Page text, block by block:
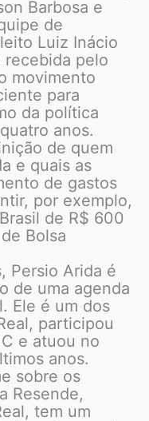
Barbosa e
de
Luiz Inácio
recebida pelo
movimento
para
da política
anos.
de quem
e quais as
de gastos
por exemplo,
de R$ 600
Bolsa
Persio Arida é
de uma agenda
Ele é um dos
participou
e atuou no
anos.
sobre os
Resende,
tem um